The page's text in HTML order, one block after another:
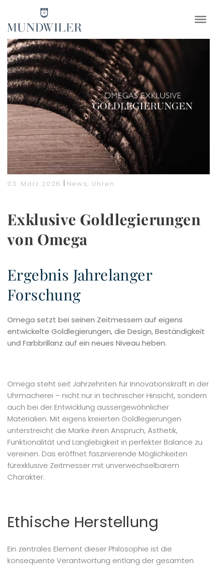
×
03. März 2026 | News, Uhren
Exklusive Goldlegierungen
von Omega
Ergebnis Jahrelanger
Forschung
Omega setzt bei seinen Zeitmessern auf eigens
entwickelte Goldlegierungen, die Design, Beständigkeit
und Farbbrillanz auf ein neues Niveau heben.
Omega steht seit Jahrzehnten für Innovationskraft in der
Uhrmacherei – nicht nur in technischer Hinsicht, sondern
auch bei der Entwicklung aussergewöhnlicher
Materialien. Mit eigens kreierten Goldlegierungen
unterstreicht die Marke ihren Anspruch, Ästhetik,
Funktionalität und Langlebigkeit in perfekter Balance zu
vereinen. Das eröffnet faszinierende Möglichkeiten
fürexklusive Zeitmesser mit unverwechselbarem
Charakter.
Ethische Herstellung
Ein zentrales Element dieser Philosophie ist die
konsequente Verantwortung entlang der gesamten